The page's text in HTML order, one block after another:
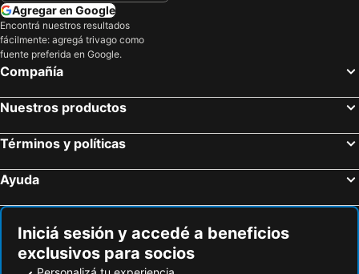
Agregar en Google
Encontrá nuestros resultados
fácilmente: agregá trivago como
fuente preferida en Google.
Compañía
Nuestros productos
Términos y políticas
Ayuda
Iniciá sesión y accedé a beneficios
exclusivos para socios